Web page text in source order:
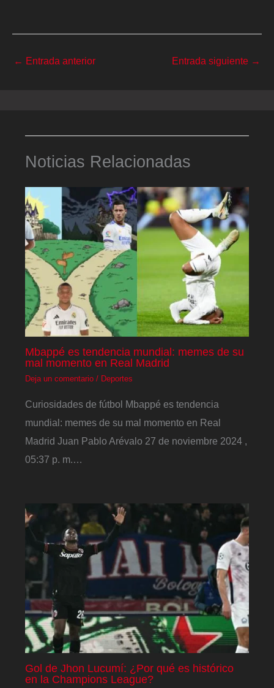
← Entrada anterior Entrada siguiente →
Noticias Relacionadas
Mbappé es tendencia mundial: memes de su
mal momento en Real Madrid
Deja un comentario / Deportes
Curiosidades de fútbol Mbappé es tendencia
mundial: memes de su mal momento en Real
Madrid Juan Pablo Arévalo 27 de noviembre 2024 ,
05:37 p. m.…
Gol de Jhon Lucumí: ¿Por qué es histórico
en la Champions League?